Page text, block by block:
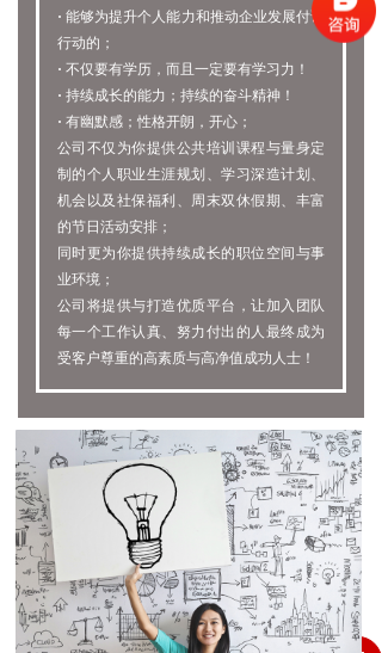
·能够为提升个人能力和推动企业发展付诸
行动的；
· 不仅要有学历，而且一定要有学习力！
· 持续成长的能力；持续的奋斗精神！
· 有幽默感；性格开朗，开心；
公司不仅为你提供公共培训课程与量身定
制的个人职业生涯规划、学习深造计划、
机会以及社保福利、周末双休假期、丰富
的节日活动安排；
同时更为你提供持续成长的职位空间与事
业环境；
公司将提供与打造优质平台，让加入团队
每一个工作认真、努力付出的人最终成为
受客户尊重的高素质与高净值成功人士！